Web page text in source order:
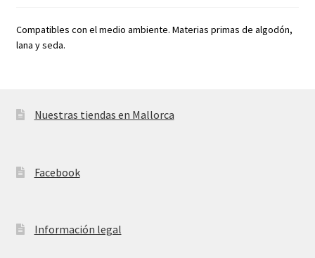
Compatibles con el medio ambiente. Materias primas de algodón,
lana y seda.
Nuestras tiendas en Mallorca
Facebook
Información legal